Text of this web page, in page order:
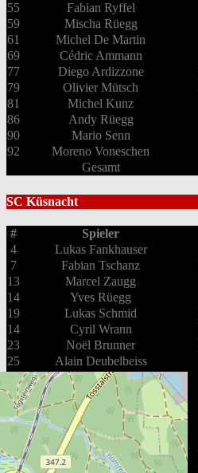
55
Fabian Ryffel
59
Mischa Rüegg
61
Michel De Martin
69
Cédric Ammann
77
Diego Ardizzone
79
Olivier Mütsch
81
Michel Kunz
86
Andy Rüegg
90
Mario Senn
92
Moreno Voneschen
Gesamt
SC Küsnacht
# Spieler
4
Lukas Fankhauser
7
Fabian Tschanz
13
Marcel Zaugg
14
Yves Rüegg
19
Lukas Schmid
14
Cyril Wrann
23
Noël Brunner
25
Alain Deubelbeiss
26
Lorenzo Illien
55
Fabian Ryffel
59
Mischa Rüegg
61
Michel De Martin
Cédric Ammann
17
Diego Ardizzone